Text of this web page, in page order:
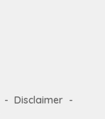
Disclaimer